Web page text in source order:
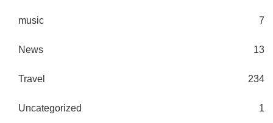
music 7
News 13
Travel 234
Uncategorized 1